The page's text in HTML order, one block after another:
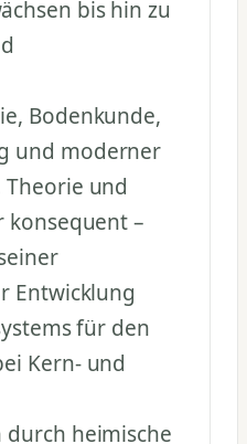
bis hin zu
Bodenkunde,
und moderner
und
konsequent –
Entwicklung
für den
Kern- und
durch heimische